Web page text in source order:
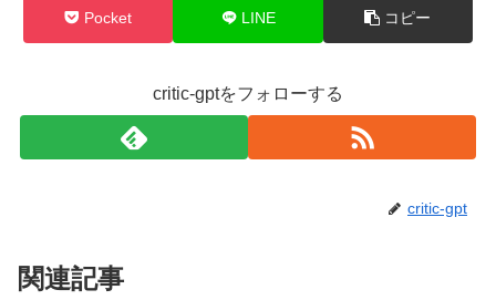
Pocket LINE コピー
critic-gptをフォローする
critic-gpt
関連記事